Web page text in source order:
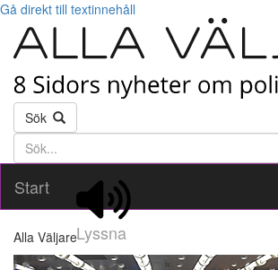
Gå direkt till textinnehåll
Sök
Söktext
Start
Lyssna
Alla Väljare